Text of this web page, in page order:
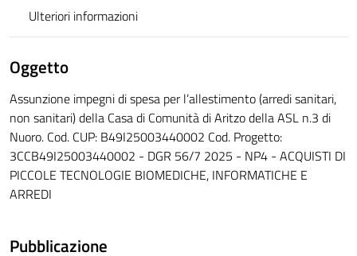
Ulteriori informazioni
Oggetto
Assunzione impegni di spesa per l’allestimento (arredi sanitari,
non sanitari) della Casa di Comunità di Aritzo della ASL n.3 di
Nuoro. Cod. CUP: B49I25003440002 Cod. Progetto:
3CCB49I25003440002 - DGR 56/7 2025 - NP4 - ACQUISTI DI
PICCOLE TECNOLOGIE BIOMEDICHE, INFORMATICHE E
ARREDI
Pubblicazione